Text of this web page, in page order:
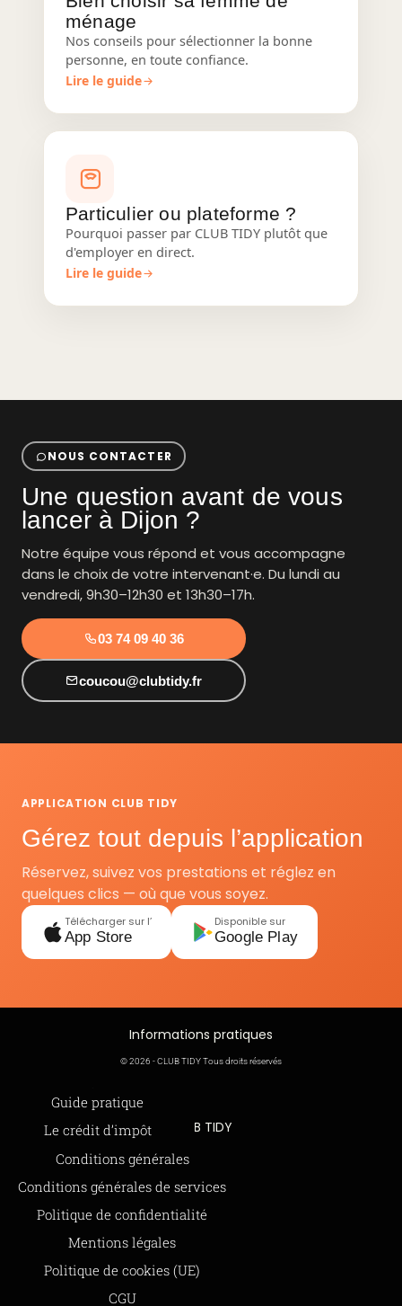
ménage
Nos conseils pour sélectionner la bonne
personne, en toute confiance.
Lire le guide
Particulier ou plateforme ?
Pourquoi passer par CLUB TIDY plutôt que
d'employer en direct.
Lire le guide
NOUS CONTACTER
Une question avant de vous
lancer à Dijon ?
Notre équipe vous répond et vous accompagne
dans le choix de votre intervenant·e. Du lundi au
vendredi, 9h30–12h30 et 13h30–17h.
03 74 09 40 36
coucou@clubtidy.fr
APPLICATION CLUB TIDY
Gérez tout depuis l’application
Réservez, suivez vos prestations et réglez en
quelques clics — où que vous soyez.
Télécharger sur l’
App Store
Disponible sur
Google Play
Informations pratiques
Guide pratique
Le crédit d’impôt
Offre de parrainage 50-50
FAQ
BLOG
© 2026 - CLUB TIDY Tous droits réservés
Informations légales
Conditions générales
Conditions générales de services
Politique de confidentialité
Mentions légales
Politique de cookies (UE)
CGU
CLUB TIDY
59000 LILLE
979 480 886 RCS LILLE Métropole
SAP / 979480886 Acte 2023-140